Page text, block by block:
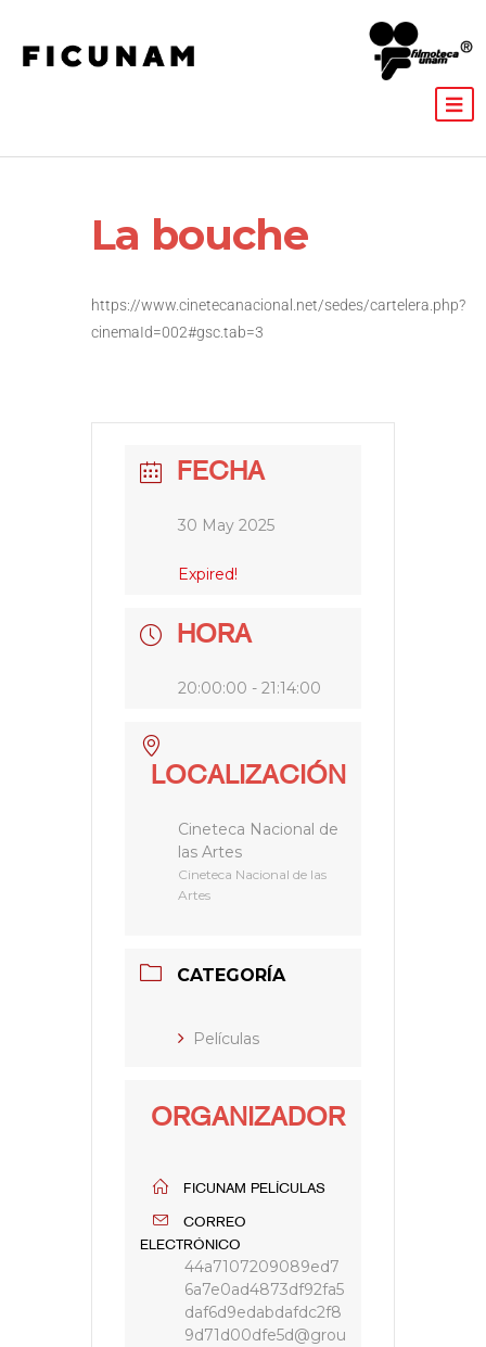
La bouche
https://www.cinetecanacional.net/sedes/cartelera.php?
cinemaId=002#gsc.tab=3
FECHA
30 May 2025
Expired!
HORA
20:00:00 - 21:14:00
LOCALIZACIÓN
Cineteca Nacional de
las Artes
Cineteca Nacional de las
Artes
CATEGORÍA
Películas
ORGANIZADOR
FICUNAM PELÍCULAS
CORREO
ELECTRÓNICO
44a7107209089ed7
6a7e0ad4873df92fa5
daf6d9edabdafdc2f8
9d71d00dfe5d@grou